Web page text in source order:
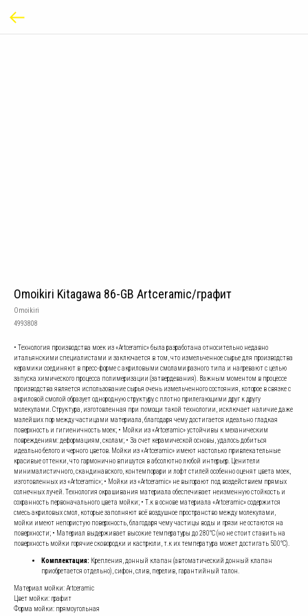
Omoikiri Kitagawa 86-GB Artceramic/графит
Omoikiri
4993808
• Технология производства моек из «Artceramic» была разработана относительно недавно
итальянскими специалистами и заключается в том, что измельченное сырье для производства
керамики соединяют в пресс-форме с акриловыми смолами разного типа и нагревают с целью
запуска химического процесса полимеризации (затвердевания). Важным моментом в процессе
производства является использование сырья очень измельченного состояния, которое в связке с
акриловой смолой образует однородную структуру с плотно прилегающими друг к другу
молекулами. Структура, изготовленная при помощи такой технологии, исключает наличие даже
малейших пор между частицами материала, благодаря чему достигается идеально гладкая
поверхность и гигиеничность моек; • Мойки из «Artceramic» устойчивы к механическим
повреждениям: деформациям, сколам; • За счет керамической основы, удалось добиться
идеально белого и черного цветов. Мойки из «Artceramic» имеют настолько привлекательные
красивые оттенки, что гармонично впишутся в абсолютно любой интерьер. Ценители
минималистичного, скандинавского, контемпорари и лофт стилей особенно оценят цвета моек,
изготовленных из «Artceramic»; • Мойки из «Artceramic» не выгорают под воздействием прямых
солнечных лучей. Технология окрашивания материала обеспечивает неизменную стойкость и
сохранность первоначального цвета мойки; • Т.к в основе материала «Artceramic» содержится
смесь акриловых смол, которые заполняют всё воздушное пространство между молекулами,
мойки имеют непористую поверхность, благодаря чему частицы воды и грязи не остаются на
поверхности; • Материал выдерживает высокие температуры до 280°С (но не стоит ставить на
поверхность мойки горячие сковородки и кастрюли, т.к их температура может достигать 500°С).
Комплектация: Крепления, донный клапан (автоматический донный клапан
приобретается отдельно), сифон, слив, перелив, гарантийный талон.
Материал мойки: Artceramic
Цвет мойки: графит
Форма мойки: прямоугольная